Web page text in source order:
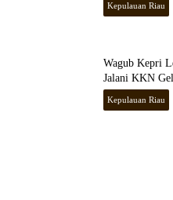
Kepulauan Riau
Wagub Kepri
Jalani KKN
Kepulauan Riau